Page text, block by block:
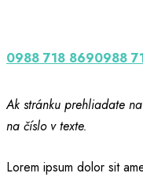
0988 718 8690988
Ak stránku prehliadate
na číslo v texte.
Lorem ipsum dolor sit